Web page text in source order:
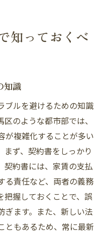
知っておくべ
知識
ブルを避けるための知識
のような都市部では、
が複雑化することが多い
まず、契約書をしっかり
契約書には、家賃の支払
る責任など、両者の義務
把握しておくことで、誤
ぎます。また、新しい法
ともあるため、常に最新